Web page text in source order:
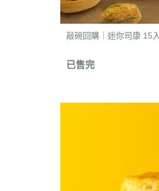
敲碗回購｜迷你司康 15入
已售完